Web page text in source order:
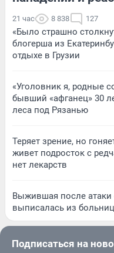
21 час 8 838 127
«Было страшно
блогерша из
отдыхе в Грузии
«Уголовник я, родные
бывший «афганец» 30
леса под Рязанью
Теряет зрение, но
живет подросток с
нет лекарств
Выжившая после атаки
выписалась из
Подписаться на